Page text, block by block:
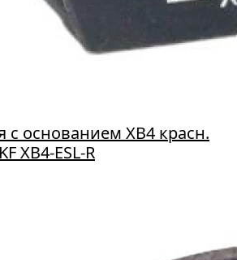
основанием XB4 красн.
XB4-ESL-R